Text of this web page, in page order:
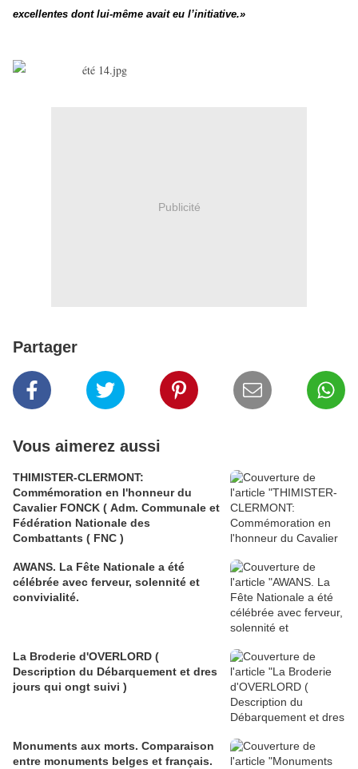
excellentes dont lui-même avait eu l’initiative.»
Publicité
Partager
Vous aimerez aussi
THIMISTER-CLERMONT:
Commémoration en l'honneur du
Cavalier FONCK ( Adm. Communale et
Fédération Nationale des
Combattants ( FNC )
AWANS. La Fête Nationale a été
célébrée avec ferveur, solennité et
convivialité.
La Broderie d'OVERLORD (
Description du Débarquement et dres
jours qui ongt suivi )
Monuments aux morts. Comparaison
entre monuments belges et français.